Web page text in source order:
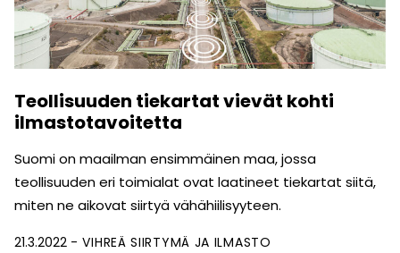
Teollisuuden tiekartat vievät kohti
ilmastotavoitetta
Suomi on maailman ensimmäinen maa, jossa
teollisuuden eri toimialat ovat laatineet tiekartat siitä,
miten ne aikovat siirtyä vähähiilisyyteen.
21.3.2022 VIHREÄ SIIRTYMÄ JA ILMASTO